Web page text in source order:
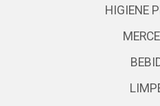
HIGIENE